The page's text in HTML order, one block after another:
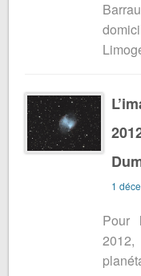
1
Pour